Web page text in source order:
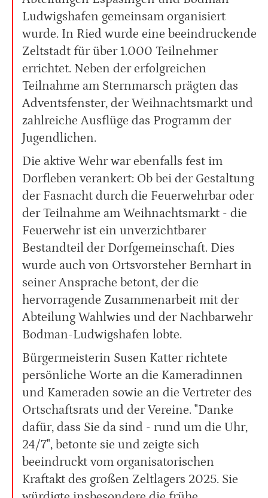
Ludwigshafen gemeinsam organisiert
wurde. In Ried wurde eine beeindruckende
Zeltstadt für über 1.000 Teilnehmer
errichtet. Neben der erfolgreichen
Teilnahme am Sternmarsch prägten das
Adventsfenster, der Weihnachtsmarkt und
zahlreiche Ausflüge das Programm der
Jugendlichen.
Die aktive Wehr war ebenfalls fest im
Dorfleben verankert: Ob bei der Gestaltung
der Fasnacht durch die Feuerwehrbar oder
der Teilnahme am Weihnachtsmarkt - die
Feuerwehr ist ein unverzichtbarer
Bestandteil der Dorfgemeinschaft. Dies
wurde auch von Ortsvorsteher Bernhart in
seiner Ansprache betont, der die
hervorragende Zusammenarbeit mit der
Abteilung Wahlwies und der Nachbarwehr
Bodman-Ludwigshafen lobte.
Bürgermeisterin Susen Katter richtete
persönliche Worte an die Kameradinnen
und Kameraden sowie an die Vertreter des
Ortschaftsrats und der Vereine. "Danke
dafür, dass Sie da sind - rund um die Uhr,
24/7", betonte sie und zeigte sich
beeindruckt vom organisatorischen
Kraftakt des großen Zeltlagers 2025. Sie